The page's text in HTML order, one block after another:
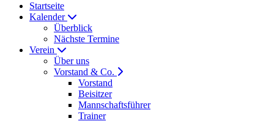
Startseite
Kalender
Überblick
Nächste Termine
Verein
Über uns
Vorstand & Co.
Vorstand
Beisitzer
Mannschaftsführer
Trainer